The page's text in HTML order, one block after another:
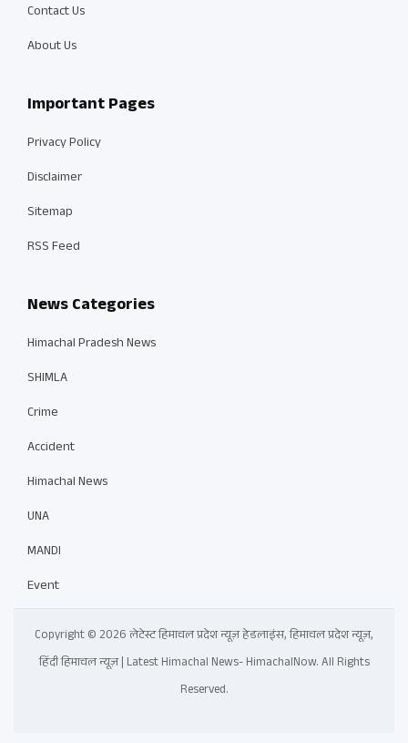
Contact Us
About Us
Important Pages
Privacy Policy
Disclaimer
Sitemap
RSS Feed
News Categories
Himachal Pradesh News
SHIMLA
Crime
Accident
Himachal News
UNA
MANDI
Event
Copyright © 2026 लेटेस्ट हिमाचल प्रदेश न्यूज़ हेडलाइंस, हिमाचल प्रदेश न्यूज़,
हिंदी हिमाचल न्यूज़ | Latest Himachal News- HimachalNow. All Rights
Reserved.